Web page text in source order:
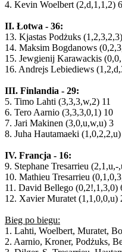
4. Kevin Woelbert (2,d,1,1,2) 6
II. Łotwa - 36:
13. Kjastas Podżuks
14. Maksim Bogdanows
15. Jewgienij Karawackis
16. Andrejs Lebiediews
III. Finlandia - 29:
5. Timo Lahti (3,3,3,w,2) 11
6. Tero Aarnio (3,3,3,0,1) 10
7. Jari Makinen (3,0,u,w,u) 3
8. Juha Hautamaeki
IV. Francja - 16:
9. Stephane Tresarrieu (2,1,u,-
10. Mathieu Tresarrieu
11. David Bellego (0,2!,1,3,0)
12. Xavier Muratet (1,1,0,0,u)
Bieg po biegu:
1. Lahti, Woelbert, Muratet,
2. Aarnio, Kroner, Podżuks,